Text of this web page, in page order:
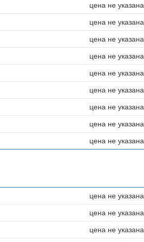
цена не указана
цена не указана
цена не указана
цена не указана
цена не указана
цена не указана
цена не указана
цена не указана
цена не указана
цена не указана
цена не указана
цена не указана